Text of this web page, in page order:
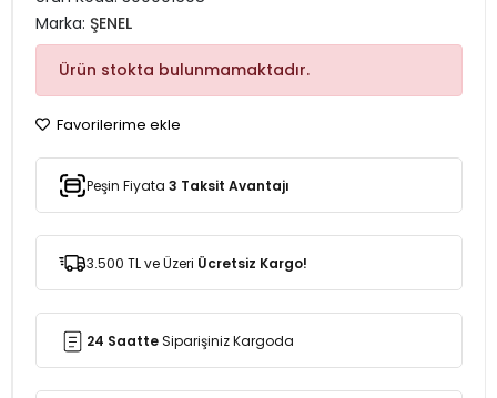
Marka: ŞENEL
Ürün stokta bulunmamaktadır.
Favorilerime ekle
Peşin Fiyata 3 Taksit Avantajı
3.500 TL ve Üzeri Ücretsiz Kargo!
24 SaatteSiparişiniz Kargoda